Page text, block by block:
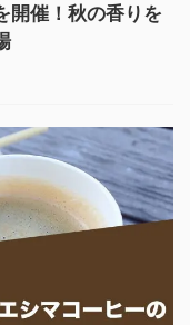
開催！秋の香りを